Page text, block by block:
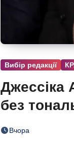
Вибір редакції
Джессіка
без
Вчора